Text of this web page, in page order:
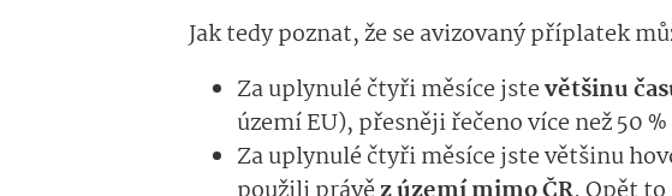
Jak tedy poznat, že se avizovaný příplatek
Za uplynulé čtyři měsíce jstevětšinu
území EU), přesněji řečeno více než 50
Za uplynulé čtyři měsíce jste většinu